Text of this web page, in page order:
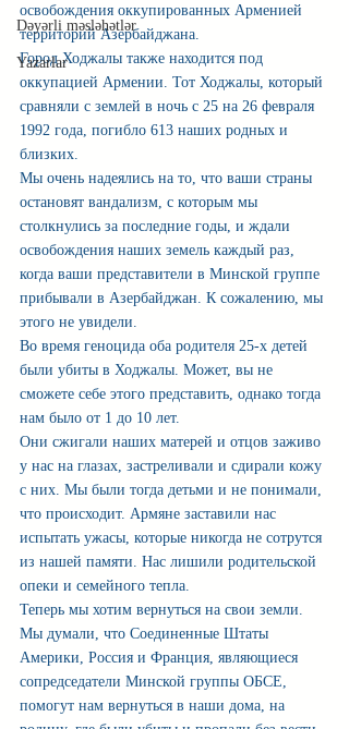
Dəyərli məsləhətlər
Yazarlar
освобождения оккупированных Арменией
территорий Азербайджана.
Город Ходжалы также находится под
оккупацией Армении. Тот Ходжалы, который
сравняли с землей в ночь с 25 на 26 февраля
1992 года, погибло 613 наших родных и
близких.
Мы очень надеялись на то, что ваши страны
остановят вандализм, с которым мы
столкнулись за последние годы, и ждали
освобождения наших земель каждый раз,
когда ваши представители в Минской группе
прибывали в Азербайджан. К сожалению, мы
этого не увидели.
Во время геноцида оба родителя 25-х детей
были убиты в Ходжалы. Может, вы не
сможете себе этого представить, однако тогда
нам было от 1 до 10 лет.
Они сжигали наших матерей и отцов заживо
у нас на глазах, застреливали и сдирали кожу
с них. Мы были тогда детьми и не понимали,
что происходит. Армяне заставили нас
испытать ужасы, которые никогда не сотрутся
из нашей памяти. Нас лишили родительской
опеки и семейного тепла.
Теперь мы хотим вернуться на свои земли.
Мы думали, что Соединенные Штаты
Америки, Россия и Франция, являющиеся
сопредседатели Минской группы ОБСЕ,
помогут нам вернуться в наши дома, на